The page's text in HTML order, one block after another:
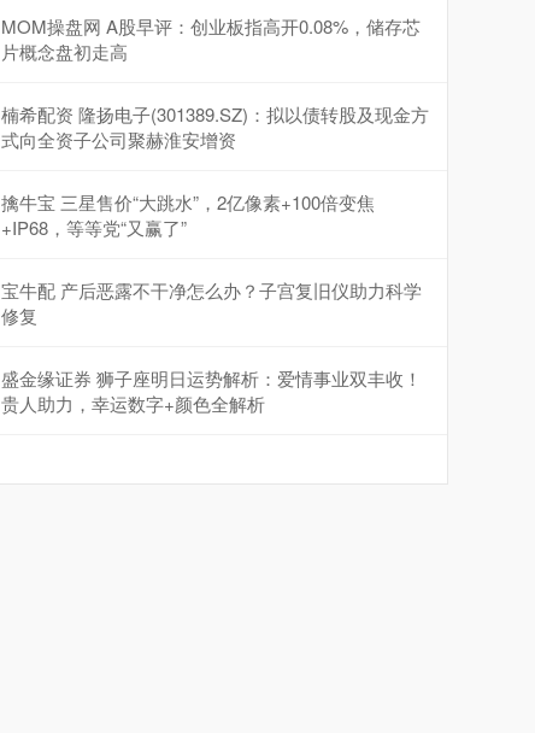
MOM操盘网 A股早评：创业板指高开0.08%，储存芯
片概念盘初走高
楠希配资 隆扬电子(301389.SZ)：拟以债转股及现金方
式向全资子公司聚赫淮安增资
擒牛宝 三星售价“大跳水”，2亿像素+100倍变焦
+IP68，等等党“又赢了”
宝牛配 产后恶露不干净怎么办？子宫复旧仪助力科学
修复
盛金缘证券 狮子座明日运势解析：爱情事业双丰收！
贵人助力，幸运数字+颜色全解析